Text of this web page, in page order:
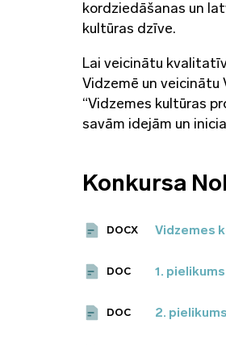
kordziedāšanas un
kultūras dzīve.
Lai veicinātu
Vidzemē un
“Vidzemes kultūras
savām idejām un
Konkursa
DOCX Vidzemes
DOC 1.
DOC 2.